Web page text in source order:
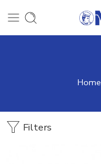
Home
Filters